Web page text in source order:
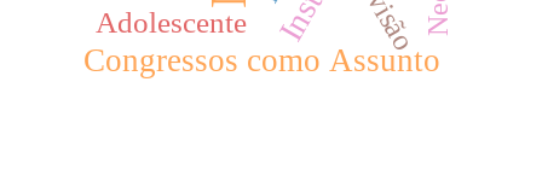
Congressos como Assunto
Adolescente